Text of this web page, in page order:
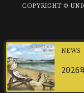
2026
COPYRIGHT ©